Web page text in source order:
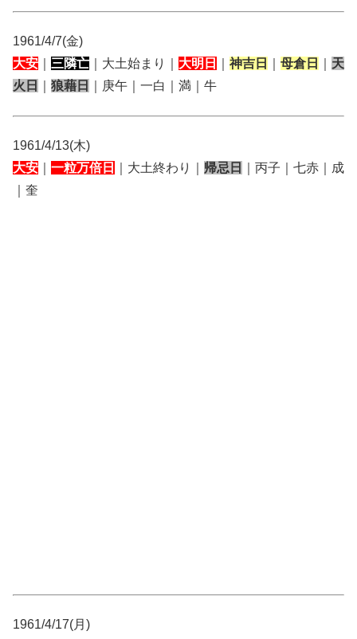
1961/4/7(金)
大安
三隣亡 ｜大土始まり｜ 大明日 神吉日 母倉日
天
火日
狼藉日 ｜庚午｜一白｜満｜牛
1961/4/13(木)
大安
一粒万倍日 ｜大土終わり｜ 帰忌日
｜丙子｜七赤｜成
｜奎
1961/4/17(月)